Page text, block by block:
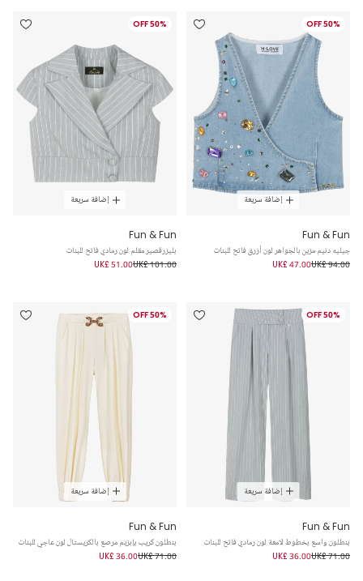
50% OFF
إضافة سريعة
Fun & Fun
جيليه دنيم مزين بالجواهر لون أزرق فاتح للبنات
UK£ 94.00
UK£ 47.00
50% OFF
إضافة سريعة
Fun & Fun
بليزرقصير مقلم لون رمادي فاتح للبنات
UK£ 101.00
UK£ 51.00
50% OFF
إضافة سريعة
Fun & Fun
بنطلون واسع بخطوط لامعة لون رمادي فاتح للبنات
UK£ 71.00
UK£ 36.00
50% OFF
إضافة سريعة
Fun & Fun
بنطلون كريب بإبزيم مرصع بالكريستال لون عاجي للبنات
UK£ 71.00
UK£ 36.00